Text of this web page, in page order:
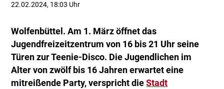
22.02.2024, 18:03 Uhr
Wolfenbüttel. Am 1. März öffnet das
Jugendfreizeitzentrum von 16 bis 21 Uhr seine
Türen zur Teenie-Disco. Die Jugendlichen im
Alter von zwölf bis 16 Jahren erwartet eine
mitreißende Party, verspricht dieStadt